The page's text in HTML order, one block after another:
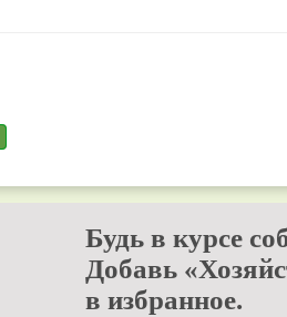
Будь в курсе
Добавь
в избранное.